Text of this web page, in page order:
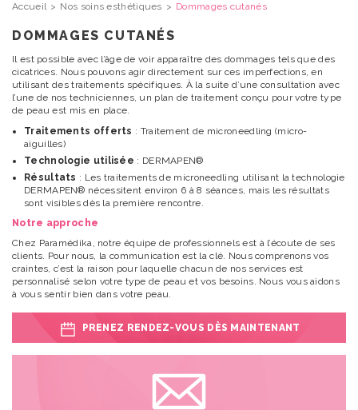
Accueil Nos soins esthétiques Dommages cutanés
DOMMAGES CUTANÉS
Il est possible avec l’âge de voir apparaître des dommages tels que des
cicatrices. Nous pouvons agir directement sur ces imperfections, en
utilisant des traitements spécifiques. À la suite d’une consultation avec
l’une de nos techniciennes, un plan de traitement conçu pour votre type
de peau est mis en place.
Traitements offerts : Traitement de microneedling (micro-
aiguilles)
Technologie utilisée : DERMAPEN®
Résultats : Les traitements de microneedling utilisant la technologie
DERMAPEN® nécessitent environ 6 à 8 séances, mais les résultats
sont visibles dès la première rencontre.
Notre approche
Chez Paramédika, notre équipe de professionnels est à l’écoute de ses
clients. Pour nous, la communication est la clé. Nous comprenons vos
craintes, c’est la raison pour laquelle chacun de nos services est
personnalisé selon votre type de peau et vos besoins. Nous vous aidons
à vous sentir bien dans votre peau.
PRENEZ RENDEZ-VOUS DÈS MAINTENANT